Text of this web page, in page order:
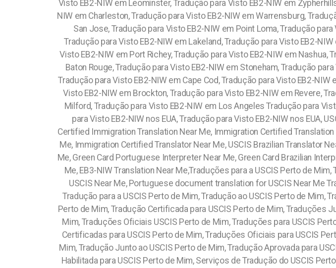
Visto EB2-NIW em Leominster, Tradução para Visto EB2-NIW em
NIW em Charleston, Tradução para Visto EB2-NIW em Warrensburg,
San Jose, Tradução para Visto EB2-NIW em Point Loma, Tradução
Tradução para Visto EB2-NIW em Lakeland, Tradução para Visto EB2-
Visto EB2-NIW em Port Richey, Tradução para Visto EB2-NIW em Nashua,
Baton Rouge, Tradução para Visto EB2-NIW em Stoneham, Tradução
Tradução para Visto EB2-NIW em Cape Cod, Tradução para Visto EB2-
Visto EB2-NIW em Brockton, Tradução para Visto EB2-NIW em Revere,
Milford, Tradução para Visto EB2-NIW em Los AngelesTradução para
para Visto EB2-NIW nos EUA, Tradução para Visto EB2-NIW nos EUA,
Certified Immigration Translation Near Me, Immigration Certified
Me, Immigration Certified Translator Near Me, USCIS Brazilian Translator
Me, Green Card Portuguese Interpreter Near Me, Green Card Brazilian
Me, EB3-NIW Translation Near Me,Traduções para a USCIS Perto de
USCIS Near Me, Portuguese document translation for USCIS Near Me
Tradução para a USCIS Perto de Mim, Tradução ao USCIS Perto de Mim,
Perto de Mim, Tradução Certificada para USCIS Perto de Mim, Traduções
Mim, Traduções Oficiais USCIS Perto de Mim, Traduções para USCIS
Certificadas para USCIS Perto de Mim, Traduções Oficiais para USCIS
Mim, Tradução Junto ao USCIS Perto de Mim, Tradução Aprovada para
Habilitada para USCIS Perto de Mim, Serviços de Tradução do USCIS